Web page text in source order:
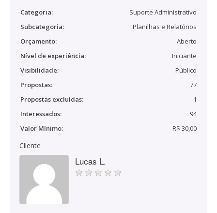
Categoria:
Suporte Administrativo
Subcategoria:
Planilhas e Relatórios
Orçamento:
Aberto
Nível de experiência:
Iniciante
Visibilidade:
Público
Propostas:
77
Propostas excluídas:
1
Interessados:
94
Valor Mínimo:
R$ 30,00
Cliente
Lucas L.